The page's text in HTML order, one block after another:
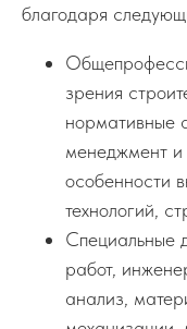
благодаря
зрения
нормативные
менеджмент и
особенности
технологий,
Специальные
работ,
анализ,